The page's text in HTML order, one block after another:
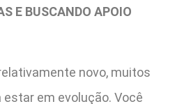
E BUSCANDO APOIO
novo, muitos
em evolução. Você